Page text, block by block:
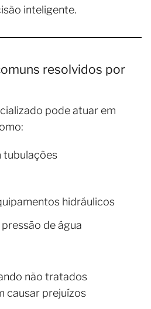
inteligente.
resolvidos por
pode atuar em
tubulações
hidráulicos
de água
não tratados
causar prejuízos